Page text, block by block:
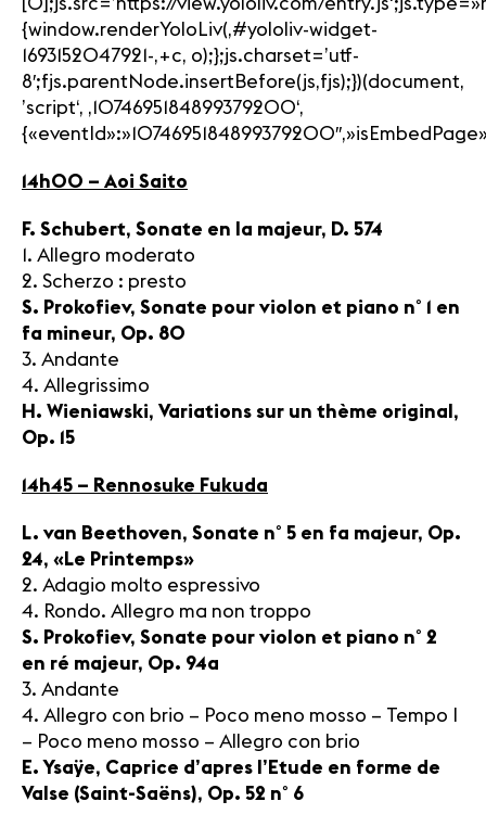
{window.renderYoloLiv(‚#yololiv-widget-
1693152047921-‚+c, o);};js.charset=’utf-
8′;fjs.parentNode.insertBefore(js,fjs);})(document,
’script‘, ‚1074695184899379200‘,
14h00 – Aoi Saito
F. Schubert, Sonate en la majeur, D. 574
1. Allegro moderato
2. Scherzo : presto
S. Prokofiev, Sonate pour violon et piano n° 1 en
fa mineur, Op. 80
3. Andante
4. Allegrissimo
H. Wieniawski, Variations sur un thème original,
Op. 15
14h45 – Rennosuke Fukuda
L. van Beethoven, Sonate n° 5 en fa majeur, Op.
24, «Le Printemps»
2. Adagio molto espressivo
4. Rondo. Allegro ma non troppo
S. Prokofiev, Sonate pour violon et piano n° 2
en ré majeur, Op. 94a
3. Andante
4. Allegro con brio – Poco meno mosso – Tempo I
– Poco meno mosso – Allegro con brio
E. Ysaÿe, Caprice d’apres l’Etude en forme de
Valse (Saint-Saëns), Op. 52 n° 6